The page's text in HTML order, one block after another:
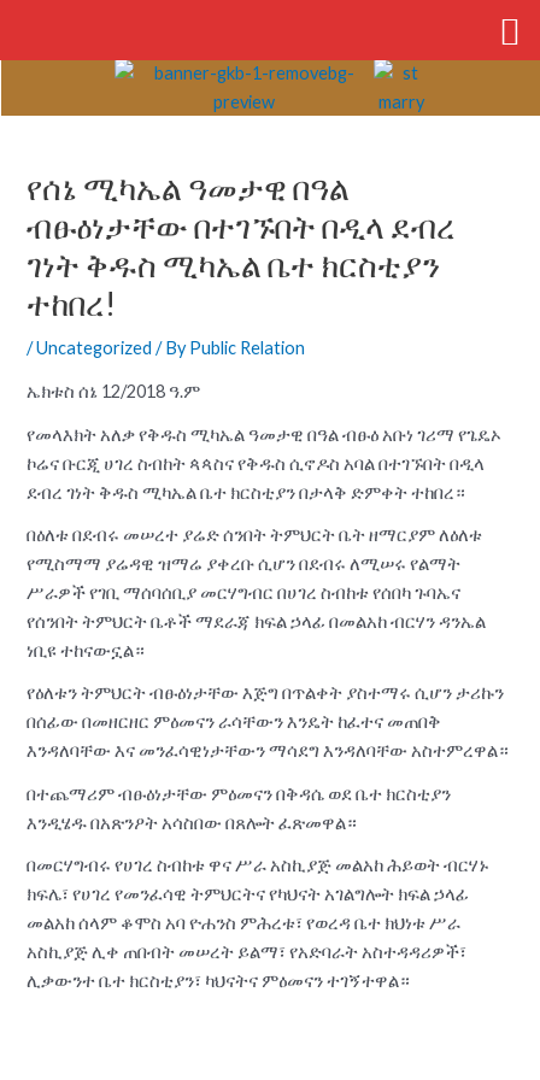
የሰኔ ሚካኤል ዓመታዊ በዓል
ብፁዕነታቸው በተገኙበት በዲላ ደብረ
ገነት ቅዱስ ሚካኤል ቤተ ክርስቲያን
ተከበረ!
/Uncategorized / ByPublic Relation
ኤክቱስ ሰኔ 12/2018 ዓ.ም
የመላእክት አለቃ የቅዱስ ሚካኤል ዓመታዊ በዓል ብፁዕ አቡነ ገሪማ የጌዴኦ
ኮሬና ቡርጂ ሀገረ ስብከት ጳጳስና የቅዱስ ሲኖዶስ አባል በተገኙበት በዲላ
ደብረ ገነት ቅዱስ ሚካኤል ቤተ ክርስቲያን በታላቅ ድምቀት ተከበረ።
በዕለቱ በደብሩ መሠረተ ያሬድ ሰንበት ትምህርት ቤት ዘማርያም ለዕለቱ
የሚስማማ ያሬዳዊ ዝማሬ ያቀረቡ ሲሆን በደብሩ ለሚሠሩ የልማት
ሥራዎች የገቢ ማሰባሰቢያ መርሃግብር በሀገረ ስብከቱ የሰበካ ጉባኤና
የሰንበት ትምህርት ቤቶች ማደራጃ ክፍል ኃላፊ በመልአከ ብርሃን ዳንኤል
ነቢዩ ተከናውኗል።
የዕለቱን ትምህርት ብፁዕነታቸው እጅግ በጥልቀት ያስተማሩ ሲሆን ታሪኩን
በሰፊው በመዘርዘር ምዕመናን ራሳቸውን እንዴት ከፈተና መጠበቅ
እንዳለባቸው እና መንፈሳዊነታቸውን ማሳደግ እንዳለባቸው አስተምረዋል።
በተጨማሪም ብፁዕነታቸው ምዕመናን በቅዳሴ ወደ ቤተ ክርስቲያን
እንዲሄዱ በአጽንዖት አሳስበው በጸሎት ፈጽመዋል።
በመርሃግብሩ የሀገረ ስብከቱ ዋና ሥራ አስኪያጅ መልአከ ሕይወት ብርሃኑ
ክፍሌ፣ የሀገረ የመንፈሳዊ ትምህርትና የካህናት አገልግሎት ክፍል ኃላፊ
መልአከ ሰላም ቆሞስ አባ ዮሐንስ ምሕረቱ፣ የወረዳ ቤተ ክህነቱ ሥራ
አስኪያጅ ሊቀ ጠበብት መሠረት ይልማ፣ የአድባራት አስተዳዳሪዎች፣
ሊቃውንተ ቤተ ክርስቲያን፣ ካህናትና ምዕመናን ተገኝተዋል።